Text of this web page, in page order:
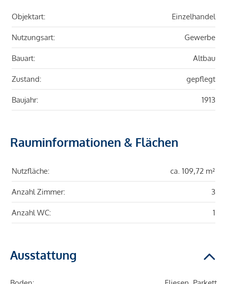
Objektart: Einzelhandel
Nutzungsart: Gewerbe
Bauart: Altbau
Zustand: gepflegt
Baujahr: 1913
Rauminformationen & Flächen
Nutzfläche: ca. 109,72 m²
Anzahl Zimmer: 3
Anzahl WC: 1
Ausstattung